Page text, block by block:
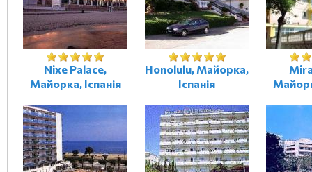
Nixe Palace,
Майорка, Іспанія
Honolulu, Майорка,
Іспанія